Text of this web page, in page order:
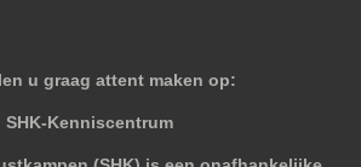
u graag attent maken op:
SHK-Kenniscentrum